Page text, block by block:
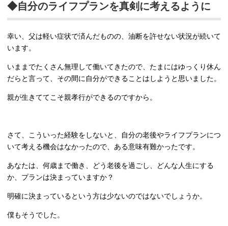
◆自分のライフプランを真剣に考えるように
幸い、父は軽い症状で済んだものの、油断を許せない状況が続いて
います。
いままでたくさん無理して働いてきたので、たまにはゆっくり休ん
だらと言って、その間に自分ができることはしようと思いました。
親が生きててこそ親孝行ができるのですから。
さて、こういった経験をしないと、自分の老後やライフプランにつ
いて考える機会はなかったので、ある意味有難かったです。
あなたは、何歳まで働き、どう老後を過ごし、どんな人生にする
か、プランは決まっていますか？
明確に決まっているという方は少ないのではないでしょうか。
僕もそうでした。